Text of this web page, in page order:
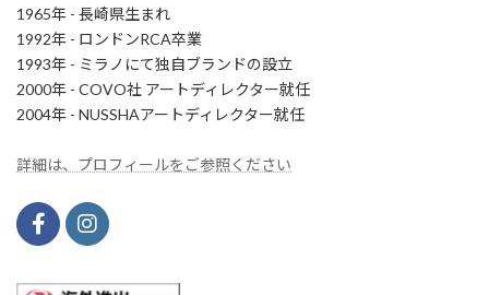
1965年 - 長崎県生まれ
1992年 - ロンドンRCA卒業
1993年 - ミラノにて独自ブランドの設立
2000年 - COVO社 アートディレクター就任
2004年 - NUSSHAアートディレクター就任
詳細は、プロフィールをご参照ください